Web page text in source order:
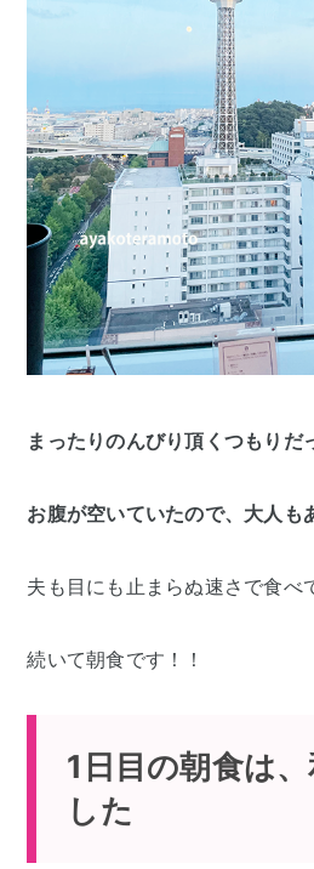
まったりのんびり頂くつもりだ
お腹が空いていたので、大人も
夫も目にも止まらぬ速さで食べ
続いて朝食です！！
1日目の朝食は
した